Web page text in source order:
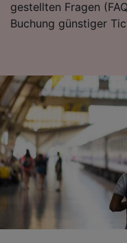
gestellten Fragen
Buchung günstiger
Folgendes
Verwendung
Personalisierte
von
Inhalten,
Entwicklung und
Angeboten.
Liste der Partner